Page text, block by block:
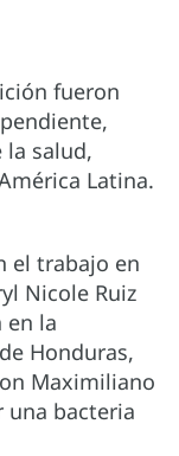
fueron
salud,
Latina.
el trabajo en
Nicole Ruiz
en la
Honduras,
Maximiliano
una bacteria